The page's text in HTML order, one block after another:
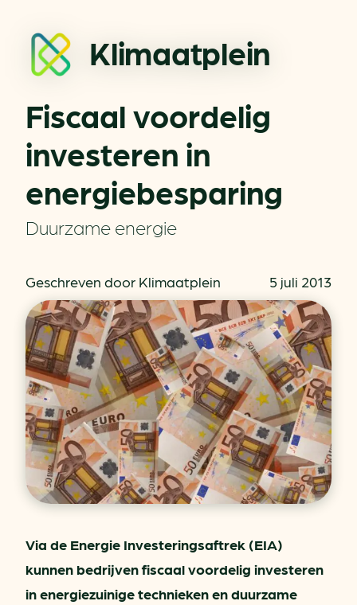
Klimaatplein
Fiscaal voordelig
investeren in
energiebesparing
Duurzame energie
Geschreven door Klimaatplein 5 juli 2013
Via de Energie Investeringsaftrek (EIA)
kunnen bedrijven fiscaal voordelig investeren
in energiezuinige technieken en duurzame